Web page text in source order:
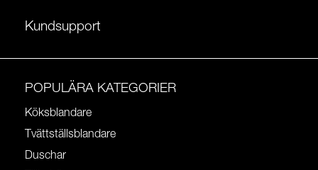
Kundsupport
POPULÄRA KATEGORIER
Köksblandare
Tvättställsblandare
Duschar